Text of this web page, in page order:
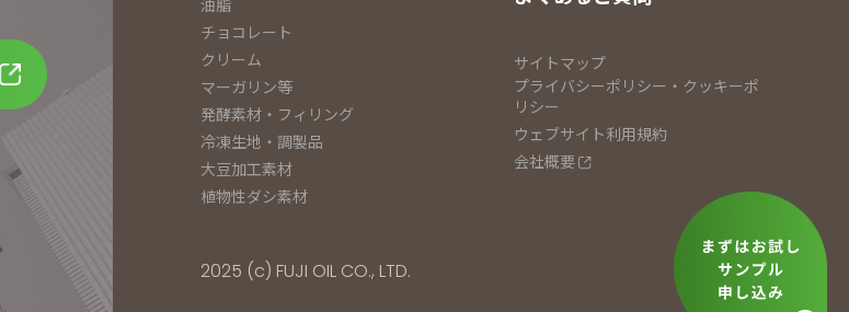
チョコレート
クリーム
マーガリン等
発酵素材・フィリング
冷凍生地・調製品
大豆加工素材
植物性ダシ素材
サイトマップ
プライバシーポリシー・クッキーポ
リシー
ウェブサイト利用規約
会社概要
2025 (c) FUJI OIL CO., LTD.